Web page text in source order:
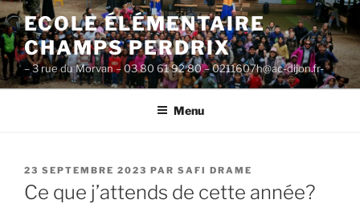
Aller
au
contenu
principal
ECOLE ÉLÉMENTAIRE
CHAMPS PERDRIX
– 3 rue du Morvan – 03 80 61 92 80 – 0211607h@ac-dijon.fr-
Menu
PUBLIÉ
LE
23 SEPTEMBRE 2023 PAR SAFI DRAME
Ce que j’attends de cette année?